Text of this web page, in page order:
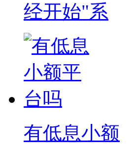
经开始"系
有低息小额